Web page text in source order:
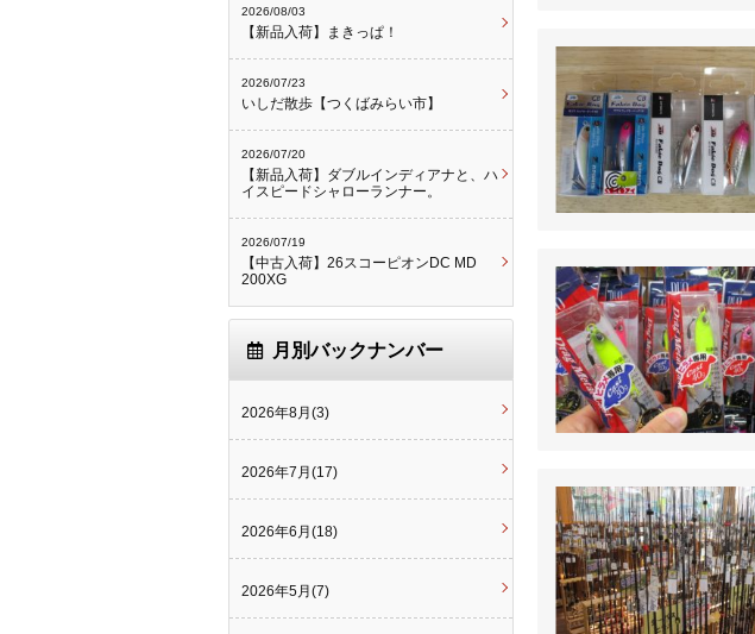
2026/08/03
【新品入荷】まきっぱ！
2026/07/23
いしだ散歩【つくばみらい市】
2026/07/20
【新品入荷】ダブルインディアナと、ハ
イスピードシャローランナー。
2026/07/19
【中古入荷】26スコーピオンDC MD
200XG
月別バックナンバー
2026年8月(3)
2026年7月(17)
2026年6月(18)
2026年5月(7)